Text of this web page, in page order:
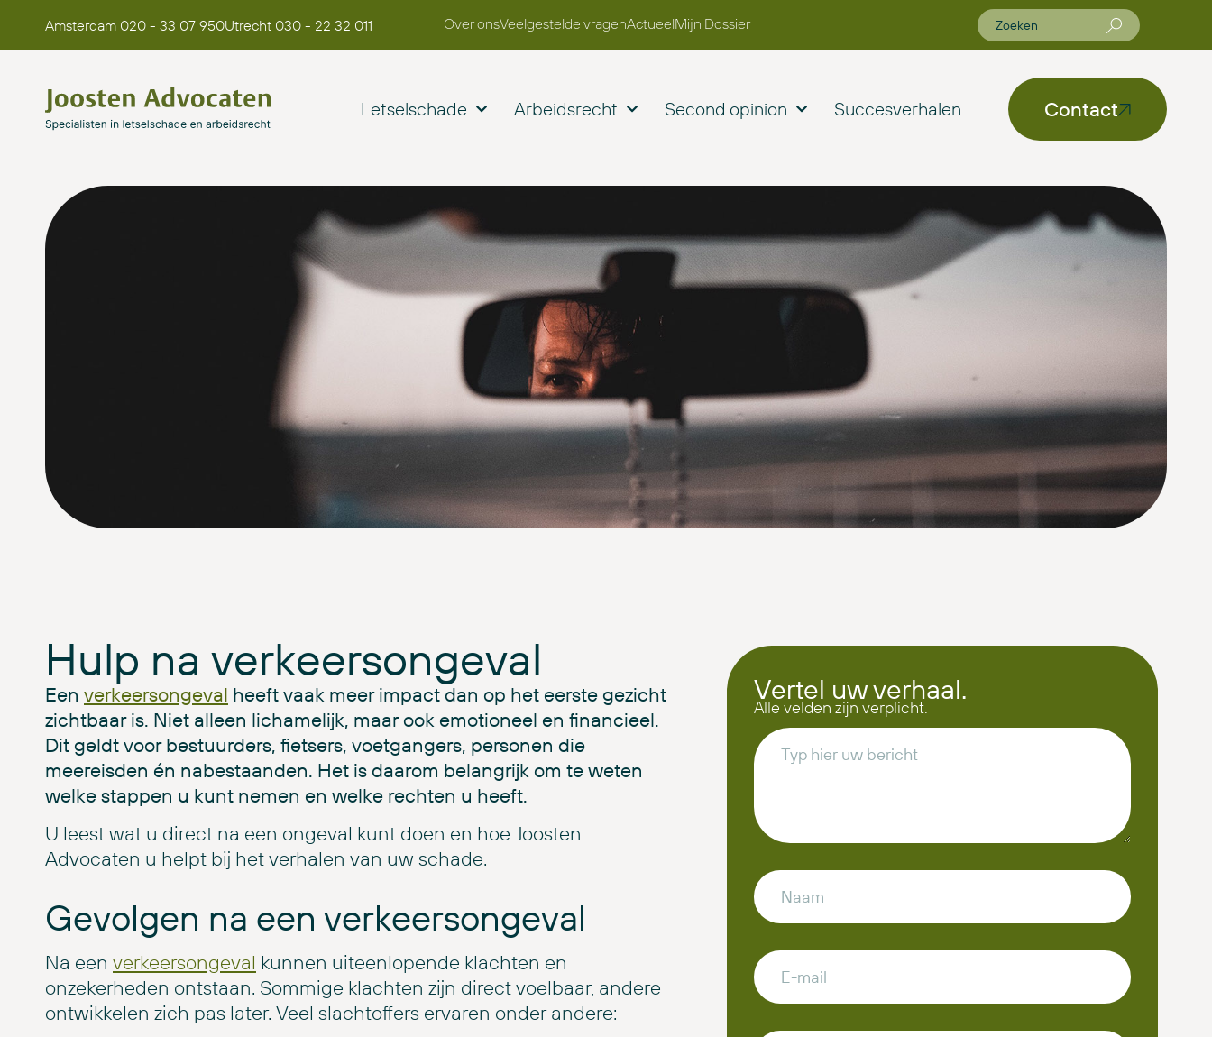
Amsterdam 020 - 33 07 950Utrecht 030 - 22 32 011 Over onsVeelgestelde vragenActueelMijn Dossier
Letselschade Arbeidsrecht Second opinion Succesverhalen Contact
Hulp na verkeersongeval
Een verkeersongeval heeft vaak meer impact dan op het eerste gezicht
zichtbaar is. Niet alleen lichamelijk, maar ook emotioneel en financieel.
Dit geldt voor bestuurders, fietsers, voetgangers, personen die
meereisden én nabestaanden. Het is daarom belangrijk om te weten
welke stappen u kunt nemen en welke rechten u heeft.
U leest wat u direct na een ongeval kunt doen en hoe Joosten
Advocaten u helpt bij het verhalen van uw schade.
Gevolgen na een verkeersongeval
Na een verkeersongeval kunnen uiteenlopende klachten en
onzekerheden ontstaan. Sommige klachten zijn direct voelbaar, andere
ontwikkelen zich pas later. Veel slachtoffers ervaren onder andere:
Vertel uw verhaal.
Alle velden zijn verplicht.